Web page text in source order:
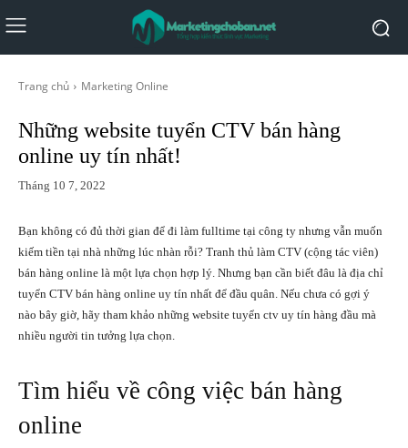
Trang chủ Marketing Online
Những website tuyển CTV bán hàng
online uy tín nhất!
Tháng 10 7, 2022
Bạn không có đủ thời gian để đi làm fulltime tại công ty nhưng vẫn muốn
kiếm tiền tại nhà những lúc nhàn rỗi? Tranh thủ làm CTV (cộng tác viên)
bán hàng online là một lựa chọn hợp lý. Nhưng bạn cần biết đâu là địa chỉ
tuyển CTV bán hàng online uy tín nhất để đầu quân. Nếu chưa có gợi ý
nào bây giờ, hãy tham khảo những website tuyển ctv uy tín hàng đầu mà
nhiều người tin tưởng lựa chọn.
Tìm hiểu về công việc bán hàng
online